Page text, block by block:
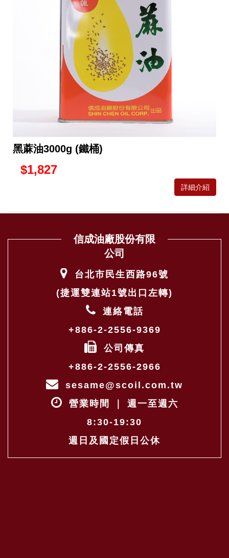
黑蔴油3000g (鐵桶)
$1,827
詳細介紹
信成油廠股份有限
公司
台北市民生西路96號
(捷運雙連站1號出口左轉)
連絡電話
+886-2-2556-9369
公司傳真
+886-2-2556-2966
sesame@scoil.com.tw
營業時間 ｜ 週一至週六
8:30-19:30
週日及國定假日公休